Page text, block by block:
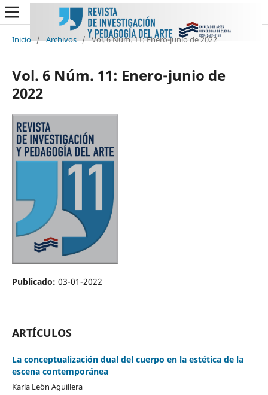
Inicio / Archivos / Vol. 6 Núm. 11: Enero-junio de 2022
Vol. 6 Núm. 11: Enero-junio de
2022
Publicado: 03-01-2022
ARTÍCULOS
La conceptualización dual del cuerpo en la estética de la
escena contemporánea
Karla Le´´on Aguillera